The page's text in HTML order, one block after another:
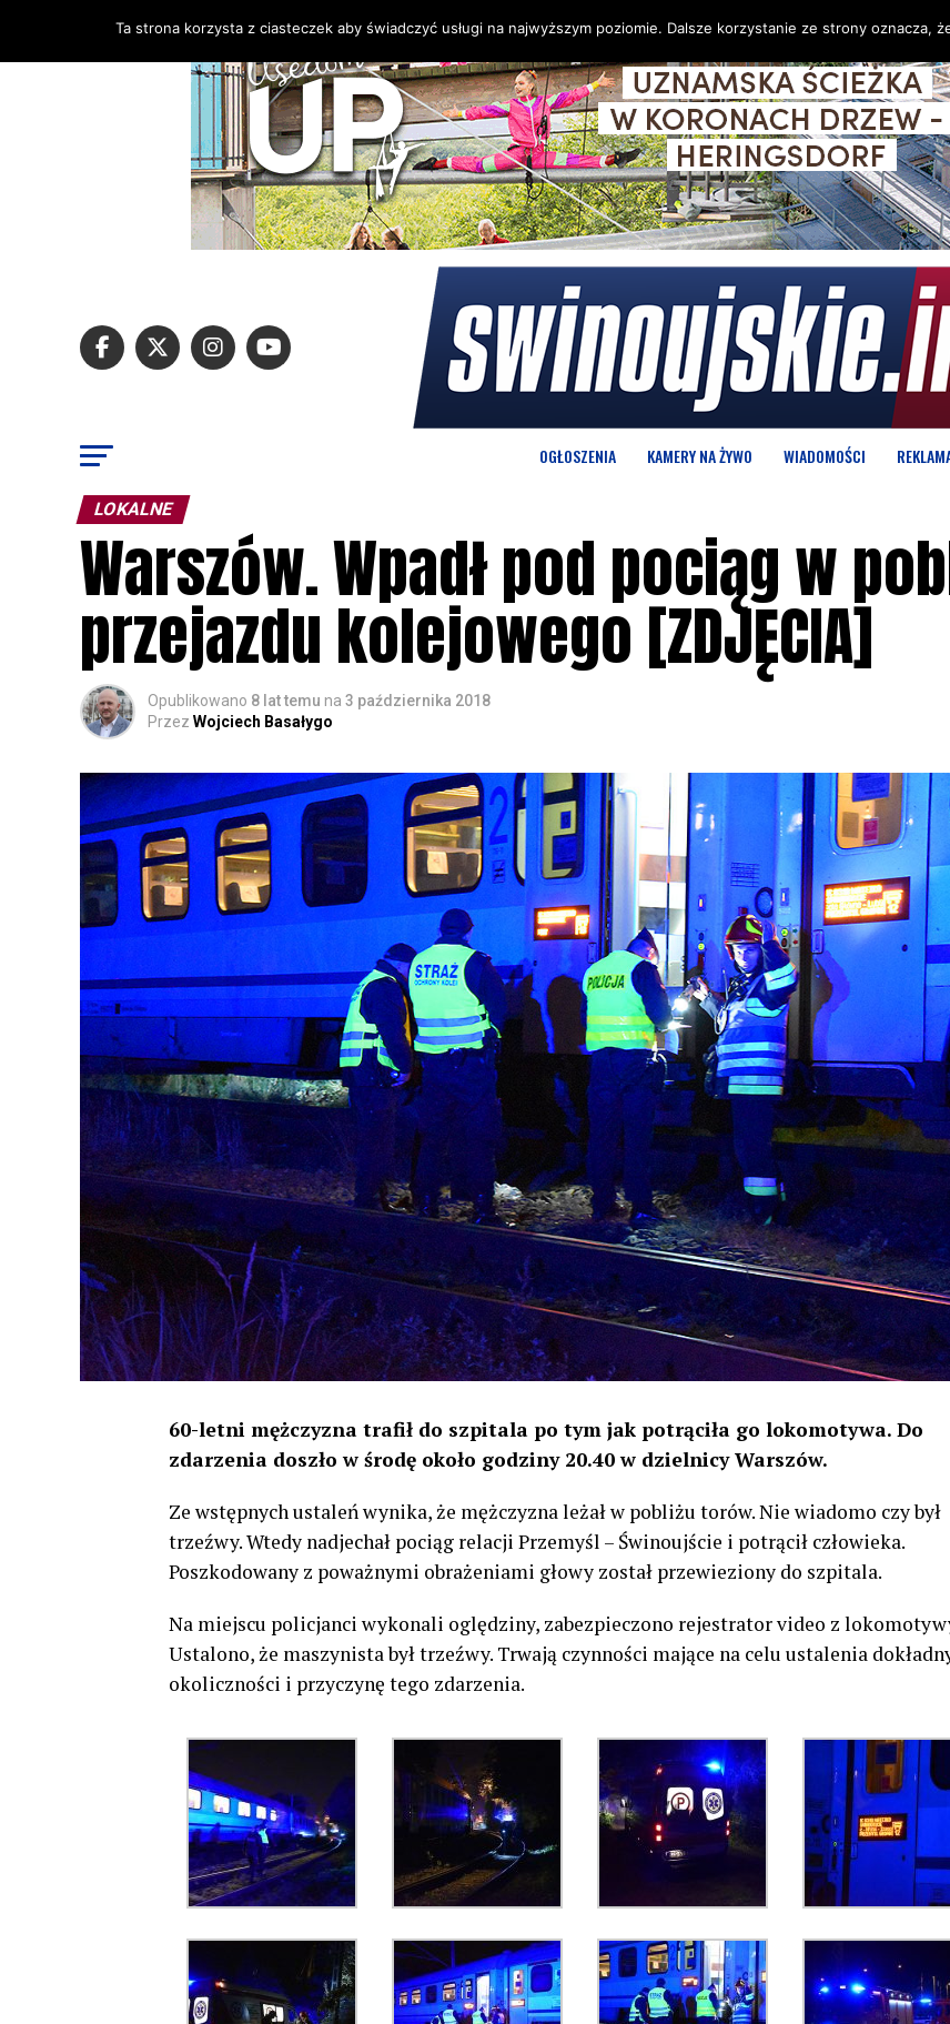
OGŁOSZENIA KAMERY NA ŻYWO WIADOMOŚCI
LOKALNE
Warszów. Wpadł pod pociąg w
przejazdu kolejowego [ZDJĘCIA]
Opublikowano 8 lat temu na 3 października 2018
Przez Wojciech Basałygo
60-letni mężczyzna trafił do szpitala po tym jak potrąciła go lokomotywa. Do
zdarzenia doszło w środę około godziny 20.40 w dzielnicy Warszów.
Ze wstępnych ustaleń wynika, że mężczyzna leżał w pobliżu torów. Nie wiadomo czy był
trzeźwy. Wtedy nadjechał pociąg relacji Przemyśl – Świnoujście i potrącił człowieka.
Poszkodowany z poważnymi obrażeniami głowy został przewieziony do szpitala.
Na miejscu policjanci wykonali oględziny, zabezpieczono rejestrator video z
Ustalono, że maszynista był trzeźwy. Trwają czynności mające na celu ustalenia
okoliczności i przyczynę tego zdarzenia.
Ta strona korzysta z ciasteczek aby świadczyć usługi na najwyższym poziomie. Dalsze korzystanie ze strony oznacza,